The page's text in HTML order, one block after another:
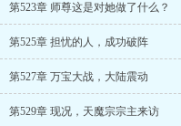
第523章 师尊这是对她做了什么？
第525章 担忧的人，成功破阵
第527章 万宝大战，大陆震动
第529章 现况，天魔宗宗主来访